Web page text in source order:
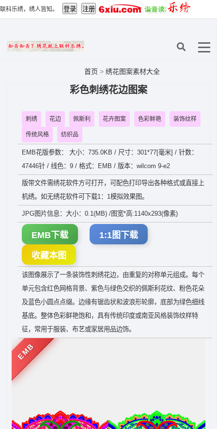
联科乐绣，绣人皆知。
首页 > 绣花图案素材大全
彩色刺绣花边图案
刺绣 花边 佩斯利 花卉图案 色彩鲜艳 装饰纹样
传统风格 纺织品
EMB花版参数： 大小：735.0KB / 尺寸：301*77[毫米] / 针数：
47446针 / 线色：9 / 格式：EMB / 版本：wilcom 9-e2
版带文件需绣花软件方可打开，可配色打印导出各种格式或直接上
机绣。如无绣花软件可下载1：1模拟效果图。
JPG图片信息：大小：0.1(MB) /图宽*高:1140x293(像素)
EMB下载 1:1图下载
收藏本图
该图像展示了一条装饰性刺绣花边，由重复的对称单元组成。每个
单元包含红色网格背景、紫色与绿色交织的佩斯利花纹、粉色花朵
及蓝色小圆点点缀。边缘有锯齿状和波浪形轮廓，底部为绿色细线
基底。整体色彩鲜艳饱和，具有传统印度或南亚风格装饰纹样特
征，常用于服装、布艺或家居用品边饰。
EMB